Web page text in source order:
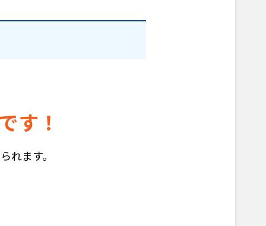
す！
れます。